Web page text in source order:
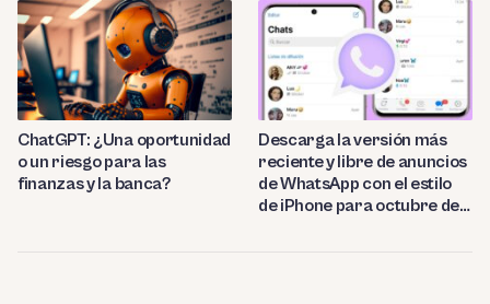
ChatGPT: ¿Una oportunidad
o un riesgo para las
finanzas y la banca?
Descarga la versión más
reciente y libre de anuncios
de WhatsApp con el estilo
de iPhone para octubre de